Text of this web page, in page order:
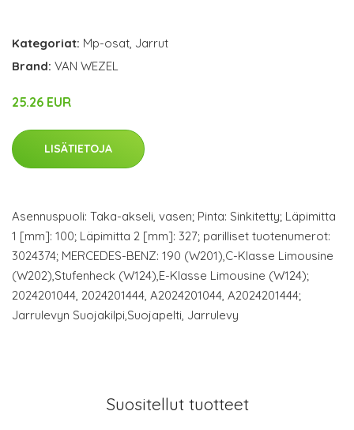
Kategoriat: Mp-osat, Jarrut
Brand: VAN WEZEL
25.26 EUR
LISÄTIETOJA
Asennuspuoli: Taka-akseli, vasen; Pinta: Sinkitetty; Läpimitta
1 [mm]: 100; Läpimitta 2 [mm]: 327; parilliset tuotenumerot:
3024374; MERCEDES-BENZ: 190 (W201),C-Klasse Limousine
(W202),Stufenheck (W124),E-Klasse Limousine (W124);
2024201044, 2024201444, A2024201044, A2024201444;
Jarrulevyn Suojakilpi,Suojapelti, Jarrulevy
Suositellut tuotteet